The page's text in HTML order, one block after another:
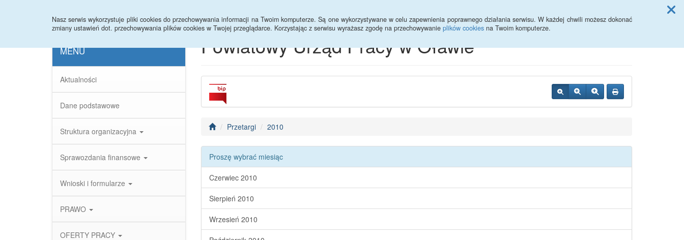
Nasz serwis wykorzystuje pliki cookies do przechowywania informacji na Twoim komputerze. Są one wykorzystywane w celu zapewnienia poprawnego działania serwisu. W każdej chwili możesz dokonać
zmiany ustawień dot. przechowywania plików cookies w Twojej przeglądarce. Korzystając z serwisu wyrażasz zgodę na przechowywanie plików cookies na Twoim komputerze.
MENU
Aktualności
Dane podstawowe
Struktura organizacyjna
Sprawozdania finansowe
Wnioski i formularze
PRAWO
OFERTY PRACY
Powiatowy Urząd Pracy w Oławie
Przetargi 2010
Proszę wybrać miesiąc
Czerwiec 2010
Sierpień 2010
Wrzesień 2010